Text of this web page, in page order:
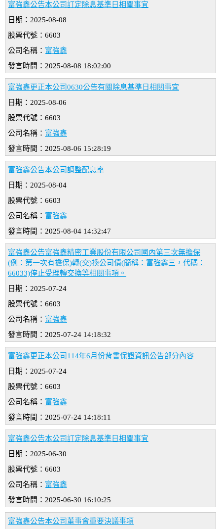
富強鑫公告本公司訂定除息基準日相關事宜
日期：2025-08-08
股票代號：6603
公司名稱： 富強鑫
發言時間：2025-08-08 18:02:00
富強鑫更正本公司0630公告有關除息基準日相關事宜
日期：2025-08-06
股票代號：6603
公司名稱： 富強鑫
發言時間：2025-08-06 15:28:19
富強鑫公告本公司調整配息率
日期：2025-08-04
股票代號：6603
公司名稱： 富強鑫
發言時間：2025-08-04 14:32:47
富強鑫公告富強鑫精密工業股份有限公司國內第三次無擔保
(例：第一次有擔保)轉(交)換公司債(簡稱：富強鑫三，代碼：
66033)停止受理轉交換等相關事項。
日期：2025-07-24
股票代號：6603
公司名稱： 富強鑫
發言時間：2025-07-24 14:18:32
富強鑫更正本公司114年6月份背書保證資訊公告部分內容
日期：2025-07-24
股票代號：6603
公司名稱： 富強鑫
發言時間：2025-07-24 14:18:11
富強鑫公告本公司訂定除息基準日相關事宜
日期：2025-06-30
股票代號：6603
公司名稱： 富強鑫
發言時間：2025-06-30 16:10:25
富強鑫公告本公司董事會重要決議事項